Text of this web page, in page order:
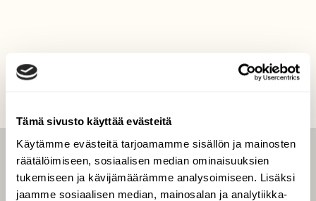
Tämä sivusto käyttää evästeitä
Käytämme evästeitä tarjoamamme sisällön ja mainosten
räätälöimiseen, sosiaalisen median ominaisuuksien
tukemiseen ja kävijämäärämme analysoimiseen. Lisäksi
jaamme sosiaalisen median, mainosalan ja analytiikka-
LEHTI
Uusin lehti